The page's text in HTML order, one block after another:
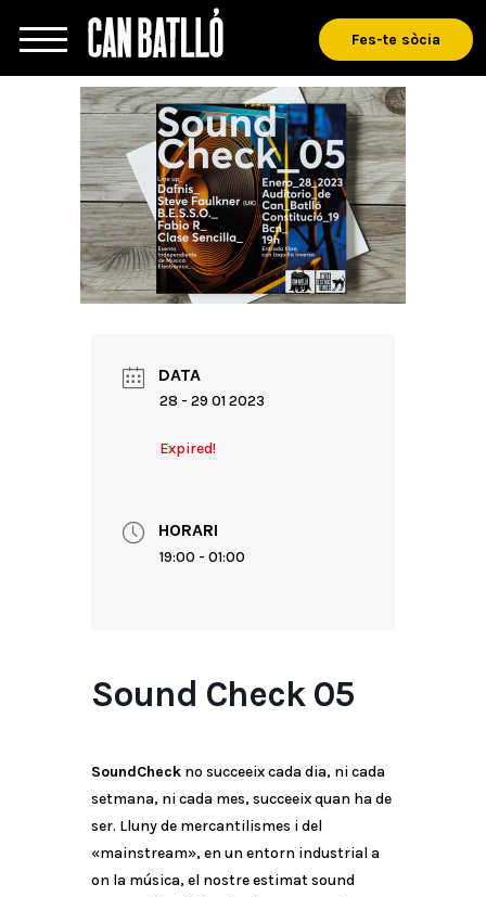
Fes-te sòcia
DATA
28 - 29 01 2023
Expired!
HORARI
19:00 - 01:00
Sound Check 05
SoundCheck no succeeix cada dia, ni cada
setmana, ni cada mes, succeeix quan ha de
ser. Lluny de mercantilismes i del
«mainstream», en un entorn industrial a
on la música, el nostre estimat sound